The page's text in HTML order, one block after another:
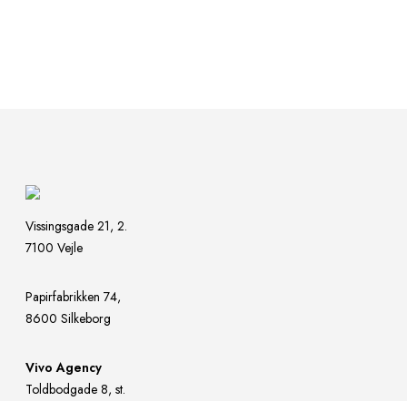
Vissingsgade 21, 2.
7100 Vejle
Papirfabrikken 74,
8600 Silkeborg
Vivo Agency
Toldbodgade 8, st.